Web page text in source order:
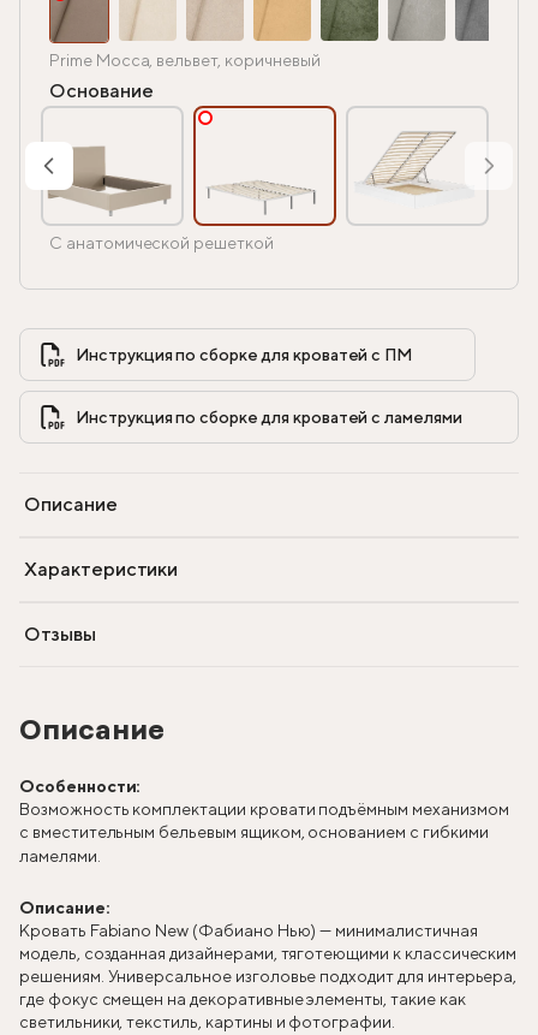
Описание
Особенности:
Возможность комплектации кровати подъёмным механизмом
с вместительным бельевым ящиком, основанием с гибкими
ламелями.
Описание:
Кровать Fabiano New (Фабиано Нью) — минималистичная
модель, созданная дизайнерами, тяготеющими к классическим
решениям. Универсальное изголовье подходит для интерьера,
где фокус смещен на декоративные элементы, такие как
светильники, текстиль, картины и фотографии.
Prime Mocca, вельвет, коричневый
Основание
С анатомической решеткой
Инструкция по сборке для кроватей с ПМ
Описание
Характеристики
Отзывы